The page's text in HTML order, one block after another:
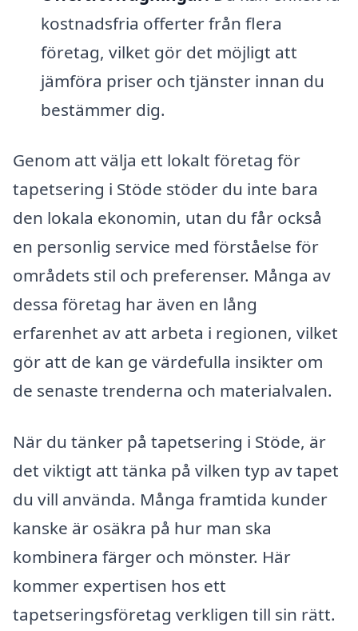
kostnadsfria offerter från flera
företag, vilket gör det möjligt att
jämföra priser och tjänster innan du
bestämmer dig.
Genom att välja ett lokalt företag för
tapetsering i Stöde stöder du inte bara
den lokala ekonomin, utan du får också
en personlig service med förståelse för
områdets stil och preferenser. Många av
dessa företag har även en lång
erfarenhet av att arbeta i regionen, vilket
gör att de kan ge värdefulla insikter om
de senaste trenderna och materialvalen.
När du tänker på tapetsering i Stöde, är
det viktigt att tänka på vilken typ av tapet
du vill använda. Många framtida kunder
kanske är osäkra på hur man ska
kombinera färger och mönster. Här
kommer expertisen hos ett
tapetseringsföretag verkligen till sin rätt.